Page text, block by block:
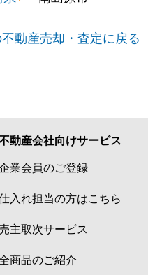
動産売却・査定に戻る
動産会社向けサービス
業会員のご登録
入れ担当の方はこちら
主取次サービス
商品のご紹介